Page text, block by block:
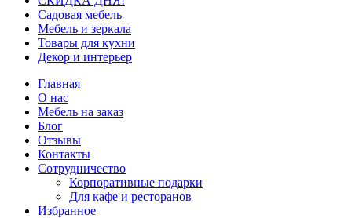
Садовая мебель
Мебель и зеркала
Товары для кухни
Декор и интерьер
Главная
О нас
Мебель на заказ
Блог
Отзывы
Контакты
Сотрудничество
Корпоративные подарки
Для кафе и ресторанов
Избранное